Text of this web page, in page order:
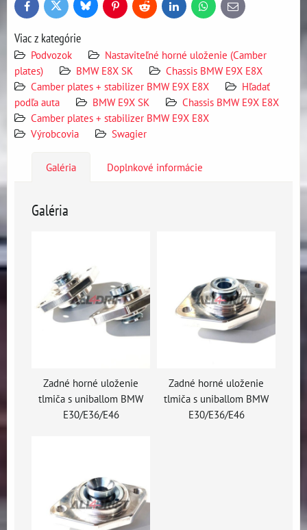
FacebookTwitter BlueskyPinterestReddit LinkedInWhatsApp
E-
mail
Viac z kategórie
Podvozok
Nastaviteľné horné uloženie (Camber
plates)
BMW E8X SK
Chassis BMW E9X E8X
Camber plates + stabilizer BMW E9X E8X
Hľadať
podľa auta
BMW E9X SK
Chassis BMW E9X E8X
Camber plates + stabilizer BMW E9X E8X
Výrobcovia
Swagier
Galéria Doplnkové informácie
Galéria
Zadné horné uloženie
tlmiča s uniballom BMW
E30/E36/E46
Zadné horné uloženie
tlmiča s uniballom BMW
E30/E36/E46